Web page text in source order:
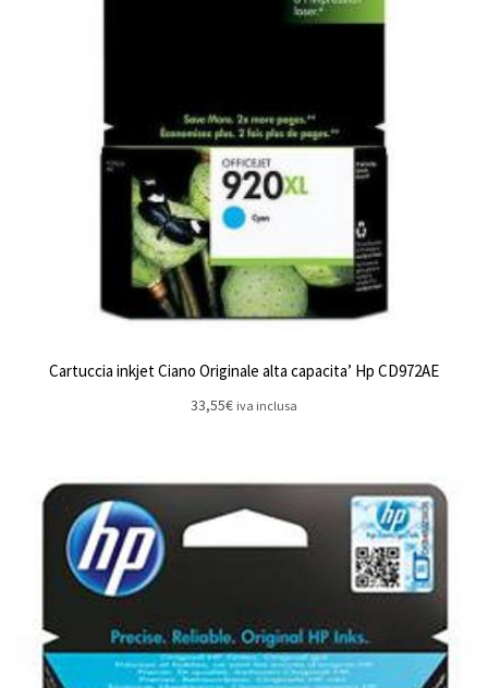
Cartuccia inkjet Ciano Originale alta capacita’ Hp CD972AE
33,55€ iva inclusa